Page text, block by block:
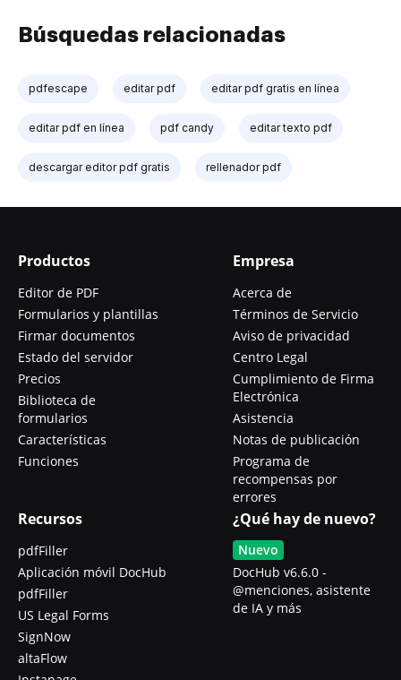
Búsquedas relacionadas
pdfescape editar pdf editar pdf gratis en línea
editar pdf en línea pdf candy editar texto pdf
descargar editor pdf gratis rellenador pdf
Productos
Editor de PDF
Formularios y plantillas
Firmar documentos
Estado del servidor
Precios
Biblioteca de
formularios
Características
Funciones
Empresa
Acerca de
Términos de Servicio
Aviso de privacidad
Centro Legal
Cumplimiento de Firma
Electrónica
Asistencia
Notas de publicación
Programa de
recompensas por
errores
Recursos
pdfFiller
Aplicación móvil DocHub
pdfFiller
US Legal Forms
SignNow
altaFlow
¿Qué hay de nuevo?
Nuevo
DocHub v6.6.0 -
@menciones, asistente
de IA y más